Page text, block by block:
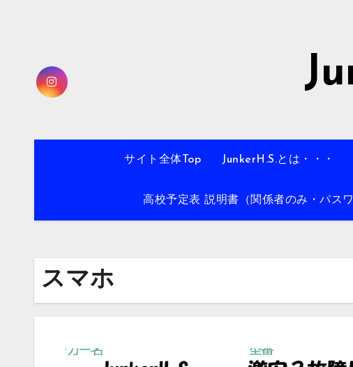
サイト全体Top JunkerH.S.とは・・・
高校予定表 説明書（関係者のみ・パス
スマホ